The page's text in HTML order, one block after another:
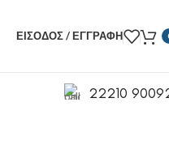
ΕΊΣΟΔΟΣ / ΕΓΓΡΑΦΉ
22210